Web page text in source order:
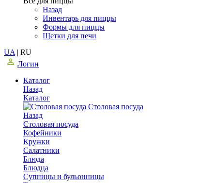
Назад
Инвентарь для пиццы
Формы для пиццы
Щетки для печи
UA | RU
Логин
Каталог
Назад
Каталог
Столовая посуда
Назад
Столовая посуда
Кофейники
Кружки
Салатники
Блюда
Блюдца
Супницы и бульонницы